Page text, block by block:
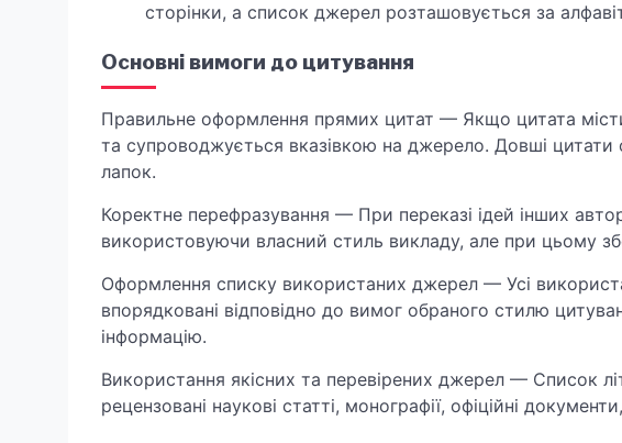
сторінки, а список джерел розташовується за
Основні вимоги до цитування
Правильне оформлення прямих цитат — Якщо цитата
та супроводжується вказівкою на джерело. Довші
лапок.
Коректне перефразування — При переказі ідей інших
використовуючи власний стиль викладу, але при цьому
Оформлення списку використаних джерел — Усі
впорядковані відповідно до вимог обраного стилю
інформацію.
Використання якісних та перевірених джерел — Список
рецензовані наукові статті, монографії, офіційні